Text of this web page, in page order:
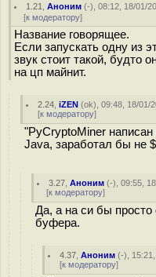
1.21 ,Аноним (-), 08:12, 18/01/
[к модератору]
Название говорящее.
Если запускать одну из
звук стоит такой, будто
на цп майнит.
2.24 ,iZEN (ok), 09:48, 18/01/
[к модератору]
"PyCryptoMiner
Java, заработал бы не
3.27 ,Аноним (-), 09:55,
[к модератору]
Да, а на си бы
буфера.
4.37 ,Аноним (-),
[к модератору]